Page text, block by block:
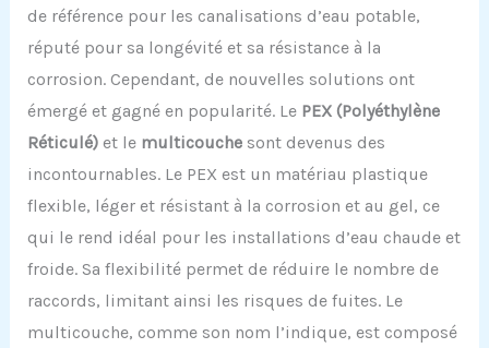
de référence pour les canalisations d’eau potable,
réputé pour sa longévité et sa résistance à la
corrosion. Cependant, de nouvelles solutions ont
émergé et gagné en popularité. Le PEX (Polyéthylène
Réticulé)et le multicouchesont devenus des
incontournables. Le PEX est un matériau plastique
flexible, léger et résistant à la corrosion et au gel, ce
qui le rend idéal pour les installations d’eau chaude et
froide. Sa flexibilité permet de réduire le nombre de
raccords, limitant ainsi les risques de fuites. Le
multicouche, comme son nom l’indique, est composé